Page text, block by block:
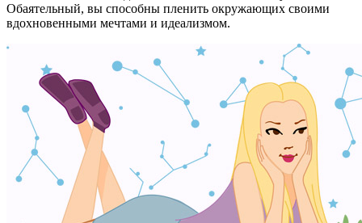
Обаятельный, вы способны пленить окружающих своими
вдохновенными мечтами и идеализмом.